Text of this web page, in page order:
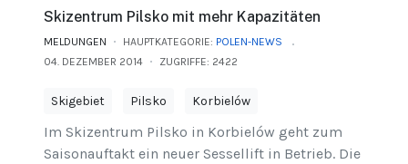
Skizentrum Pilsko mit mehr Kapazitäten
MELDUNGEN HAUPTKATEGORIE: POLEN-NEWS
04. DEZEMBER 2014
ZUGRIFFE: 2422
Skigebiet Pilsko Korbielów
Im Skizentrum Pilsko in Korbielów geht zum
Saisonauftakt ein neuer Sessellift in Betrieb. Die